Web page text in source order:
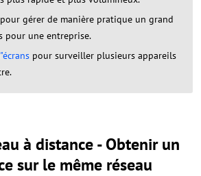
gérer de manière pratique un grand
pour une entreprise.
pour surveiller plusieurs appareils
à distance - Obtenir un
sur le même réseau